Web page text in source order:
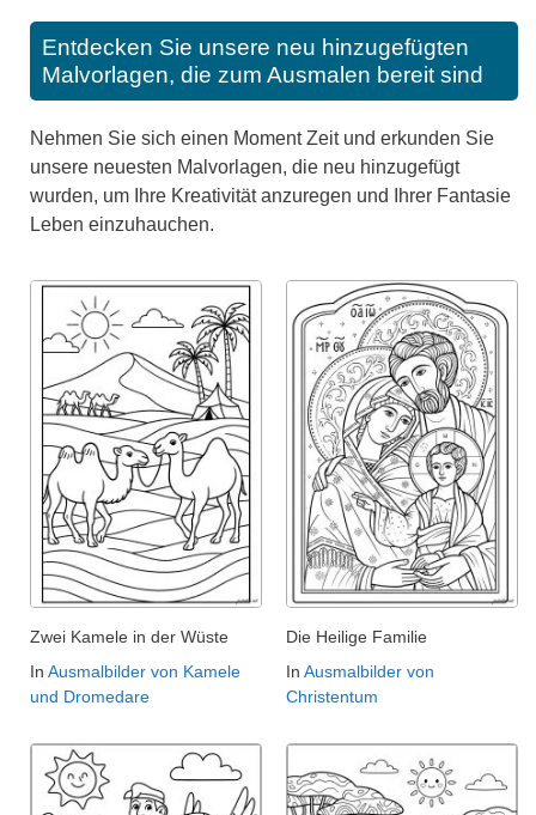
Entdecken Sie unsere neu hinzugefügten
Malvorlagen, die zum Ausmalen bereit sind
Nehmen Sie sich einen Moment Zeit und erkunden Sie
unsere neuesten Malvorlagen, die neu hinzugefügt
wurden, um Ihre Kreativität anzuregen und Ihrer Fantasie
Leben einzuhauchen.
Zwei Kamele in der Wüste
In Ausmalbilder von Kamele
und Dromedare
Die Heilige Familie
In Ausmalbilder von
Christentum